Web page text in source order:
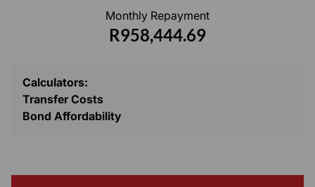
Monthly Repayment
R958,444.69
Calculators:
Transfer Costs
Bond Affordability